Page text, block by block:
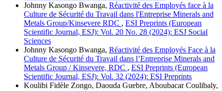
Johnny Kasongo Bwanga, Réactivité des Employés face à la
Culture de Sécurité du Travail dans l'Entreprise Minerals and
Metals Group/Kinsevere RDC , ESI Preprints (European
Scientific Journal, ESJ): Vol. 20 No. 28 (2024): ESJ Social
Sciences
Johnny Kasongo Bwanga, Réactivité des Employés Face à la
Culture de Sécurité du Travail dans l’Entreprise Minerals and
Metals Group / Kinsevere, RDC , ESI Preprints (European
Scientific Journal, ESJ): Vol. 32 (2024): ESI Preprints
Koulibi Fidèle Zongo, Daouda Guebre, Aboubacar Coulibaly,